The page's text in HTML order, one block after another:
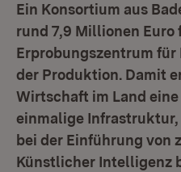
Ein Konsortium aus
rund 7,9 Millionen Euro
Erprobungszentrum
der Produktion. Damit
Wirtschaft im Land
einmalige
bei der Einführung von
Künstlicher Intelligenz